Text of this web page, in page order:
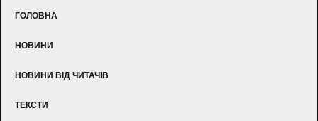
ГОЛОВНА
НОВИНИ
НОВИНИ ВІД ЧИТАЧІВ
ТЕКСТИ